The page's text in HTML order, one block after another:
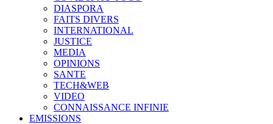
DIASPORA
FAITS DIVERS
INTERNATIONAL
JUSTICE
MEDIA
OPINIONS
SANTE
TECH&WEB
VIDEO
CONNAISSANCE INFINIE
EMISSIONS